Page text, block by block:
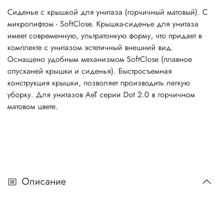
Сиденье с крышкой для унитаза (горчичный матовый). С
микролифтом - SoftClose. Крышка-сиденье для унитаза
имеет современную, ультратонкую форму, что придает в
комплекте с унитазом эстетичный внешний вид.
Оснащено удобным механизмом SoftClose (плавное
опусканей крышки и сиденья). Быстросъемная
конструкция крышки, позволяет производить легкую
уборку. Для унитазов AeT серии Dot 2.0 в горчичном
матовом цвете.
Описание